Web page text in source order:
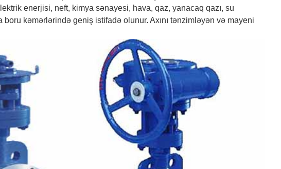
enerjisi, neft, kimya sənayesi, hava, qaz, yanacaq qazı, su
boru kəmərlərində geniş istifadə olunur. Axını tənzimləyən və mayeni